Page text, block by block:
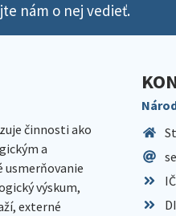
nám o nej vedieť.
činnosti ako
a
usmerňovanie
výskum,
externé